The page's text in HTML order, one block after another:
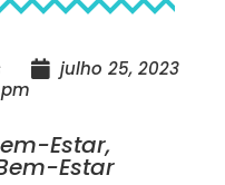
julho 25, 2023
Estar,
Estar